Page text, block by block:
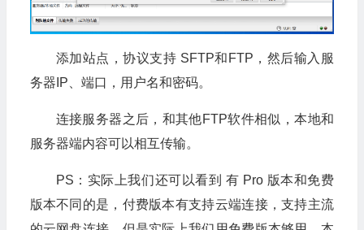
添加站点，协议支持 SFTP和FTP，然后输入服
务器IP、端口，用户名和密码。
连接服务器之后，和其他FTP软件相似，本地和
服务器端内容可以相互传输。
PS：实际上我们还可以看到 有 Pro 版本和免费
版本不同的是，付费版本有支持云端连接，支持主流